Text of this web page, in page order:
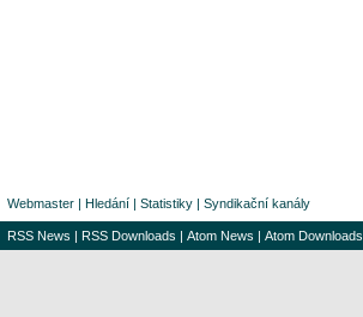
Webmaster | Hledání | Statistiky | Syndikační kanály
RSS News | RSS Downloads | Atom News | Atom Downloads